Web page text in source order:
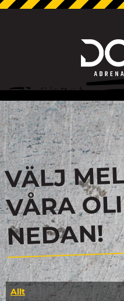
VÄLJ
VÅRA
NEDAN!
Allt